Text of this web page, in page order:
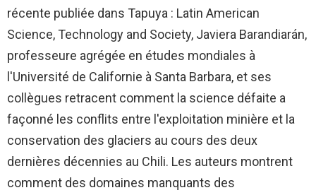
récente publiée dans Tapuya : Latin American
Science, Technology and Society, Javiera Barandiarán,
professeure agrégée en études mondiales à
l'Université de Californie à Santa Barbara, et ses
collègues retracent comment la science défaite a
façonné les conflits entre l'exploitation minière et la
conservation des glaciers au cours des deux
dernières décennies au Chili. Les auteurs montrent
comment des domaines manquants des